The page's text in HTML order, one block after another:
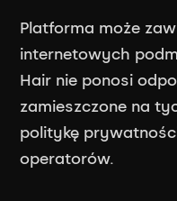
Platforma może
internetowych
Hair nie ponosi
zamieszczone na
politykę
operatorów.